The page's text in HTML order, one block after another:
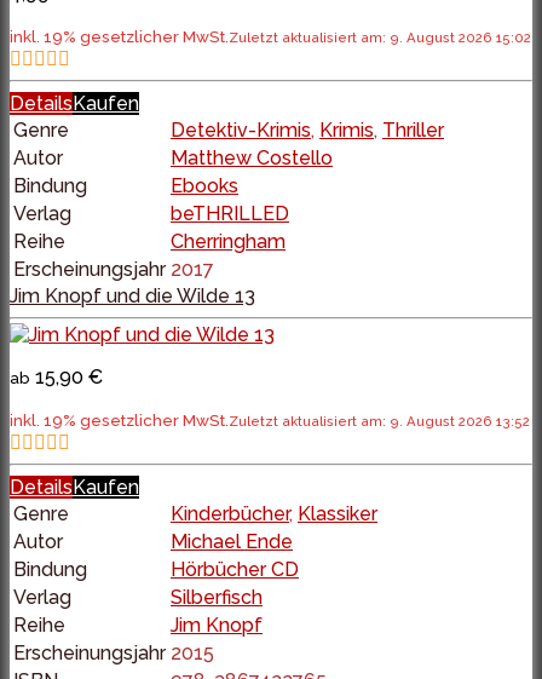
inkl. 19% gesetzlicher MwSt.Zuletzt aktualisiert am: 9. August 2026 15:02
Details Kaufen
Genre
Detektiv-Krimis, Krimis, Thriller
Autor
Matthew Costello
Bindung
Ebooks
Verlag
beTHRILLED
Reihe
Cherringham
Erscheinungsjahr 2017
Jim Knopf und die Wilde 13
ab 15,90 €
inkl. 19% gesetzlicher MwSt.Zuletzt aktualisiert am: 9. August 2026 13:52
Details Kaufen
Genre
Kinderbücher, Klassiker
Autor
Michael Ende
Bindung
Hörbücher CD
Verlag
Silberfisch
Reihe
Jim Knopf
Erscheinungsjahr 2015